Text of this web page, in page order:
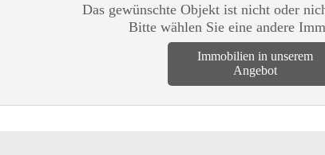
Das gewünschte Objekt ist nicht oder
Bitte wählen Sie eine andere
Immobilien in unserem
Angebot